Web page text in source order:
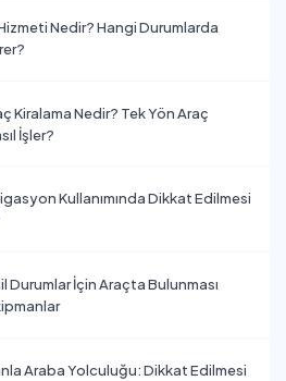
Nedir? Hangi Durumlarda
Kiralama Nedir? Tek Yön Araç
İşler?
Kullanımında Dikkat Edilmesi
Durumlar İçin Araçta Bulunması
Araba Yolculuğu: Dikkat Edilmesi